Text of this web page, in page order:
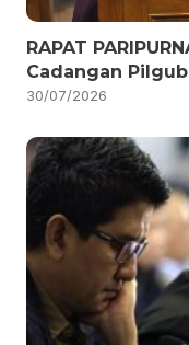
RAPAT
Cadangan
30/07/2026